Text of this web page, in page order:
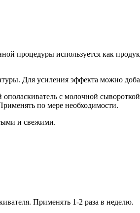
процедуры используется как
Для усиления эффекта можно
с молочной
по мере необходимости.
и свежими.
Применять 1-2 раза в неделю.